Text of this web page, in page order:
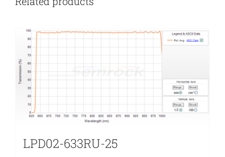
LPD02-633RU-25